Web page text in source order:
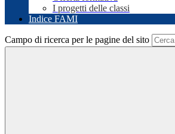
I progetti delle classi
Indice FAMI
Campo di ricerca per le pagine del sito